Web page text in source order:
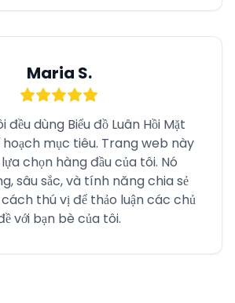
Maria S.
đều dùng Biểu đồ Luân Hồi Mặt
hoạch mục tiêu. Trang web này
chọn hàng đầu của tôi. Nó
sâu sắc, và tính năng chia sẻ
thú vị để thảo luận các chủ
với bạn bè của tôi.